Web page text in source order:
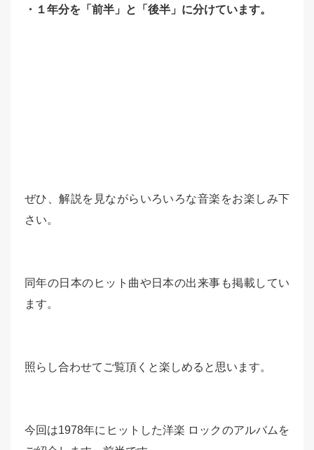
・１年分を「前半」と「後半」に分けています。
ぜひ、解説を見ながらいろいろな音楽をお楽しみ下
さい。
同年の日本のヒット曲や日本の出来事も掲載してい
ます。
照らし合わせてご覧頂くと楽しめると思います。
今回は1978年にヒットした洋楽 ロックのアルバムを